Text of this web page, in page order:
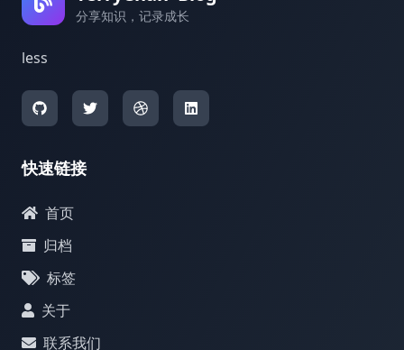
分享知识，记录成长
less
快速链接
首页
归档
标签
关于
联系我们